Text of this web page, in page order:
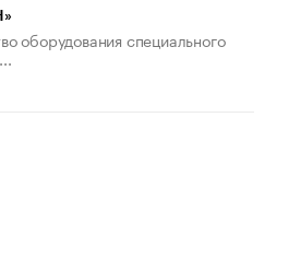
оборудования специального